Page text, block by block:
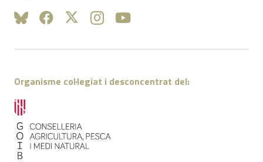
Organisme col·legiat i desconcentrat del: